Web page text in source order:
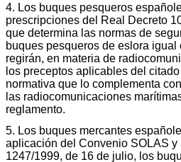
4. Los buques pesqueros
prescripciones del Real Decreto
que determina las normas de
buques pesqueros de eslora igual
regirán, en materia de
los preceptos aplicables del
normativa que lo complementa
las radiocomunicaciones
reglamento.
5. Los buques mercantes
aplicación del Convenio SOLAS
1247/1999, de 16 de julio, los